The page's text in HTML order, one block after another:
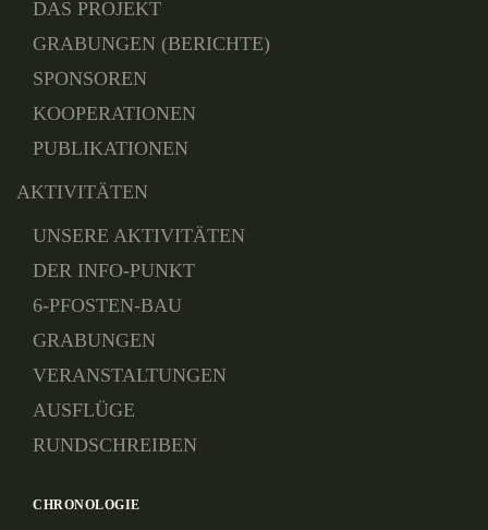
DAS PROJEKT
GRABUNGEN (BERICHTE)
SPONSOREN
KOOPERATIONEN
PUBLIKATIONEN
AKTIVITÄTEN
UNSERE AKTIVITÄTEN
DER INFO-PUNKT
6-PFOSTEN-BAU
GRABUNGEN
VERANSTALTUNGEN
AUSFLÜGE
RUNDSCHREIBEN
CHRONOLOGIE